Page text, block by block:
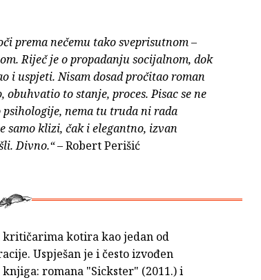
prema nečemu tako sveprisutnom –
Riječ je o propadanju socijalnom, dok
i uspjeti. Nisam dosad pročitao roman
to stanje, proces. Pisac se ne
nema tu truda ni rada
samo klizi, čak i elegantno, izvan
Divno.“– Robert Perišić
kritičarima kotira kao jedan od
Uspješan je i često izvođen
romana "Sickster" (2011.) i